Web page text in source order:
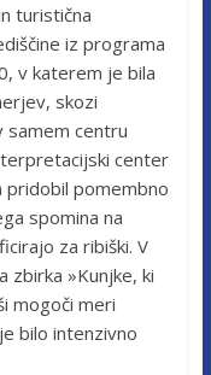
turistična
iz programa
v katerem je bila
skozi
samem centru
center
pridobil pomembno
spomina na
za ribiški. V
zbirka »Kunjke, ki
mogoči meri
bilo intenzivno